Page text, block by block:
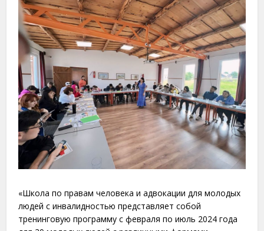
«Школа по правам человека и адвокации для молодых
людей с инвалидностью представляет собой
тренинговую программу с февраля по июль 2024 года